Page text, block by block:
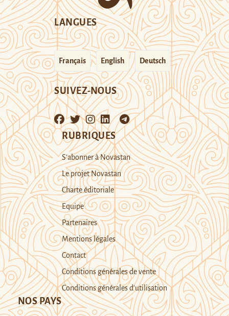
LANGUES
Français English Deutsch
SUIVEZ-NOUS
RUBRIQUES
S’abonner à Novastan
Le projet Novastan
Charte éditoriale
Equipe
Partenaires
Mentions légales
Contact
Conditions générales de vente
Conditions générales d’utilisation
NOS PAYS